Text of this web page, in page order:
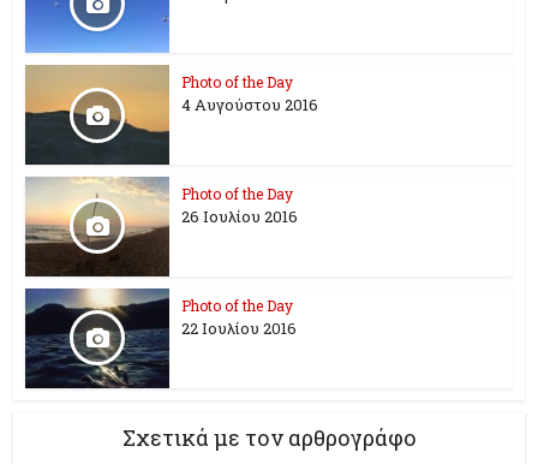
Photo of the Day
4 Αυγούστου 2016
Photo of the Day
26 Ioυλίου 2016
Photo of the Day
22 Ιουλίου 2016
Σχετικά με τον αρθρογράφο